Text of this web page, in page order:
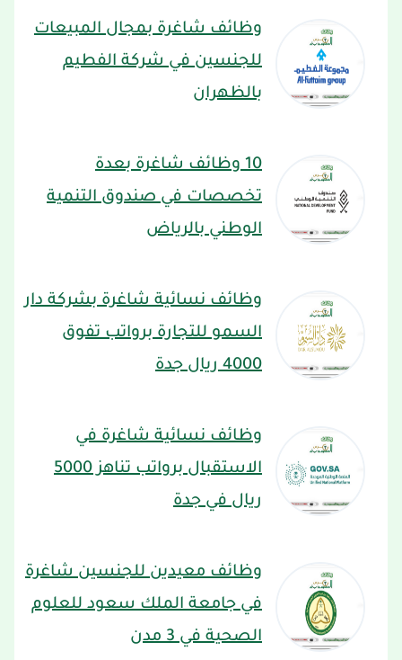
وظائف شاغرة بمجال المبيعات
للجنسين في شركة الفطيم
بالظهران
10 وظائف شاغرة بعدة
تخصصات في صندوق التنمية
الوطني بالرياض
وظائف نسائية شاغرة بشركة دار
السمو للتجارة برواتب تفوق
4000 ريال جدة
وظائف نسائية شاغرة في
الاستقبال برواتب تناهز 5000
ريال في جدة
وظائف معيدين للجنسين شاغرة
في جامعة الملك سعود للعلوم
الصحية في 3 مدن